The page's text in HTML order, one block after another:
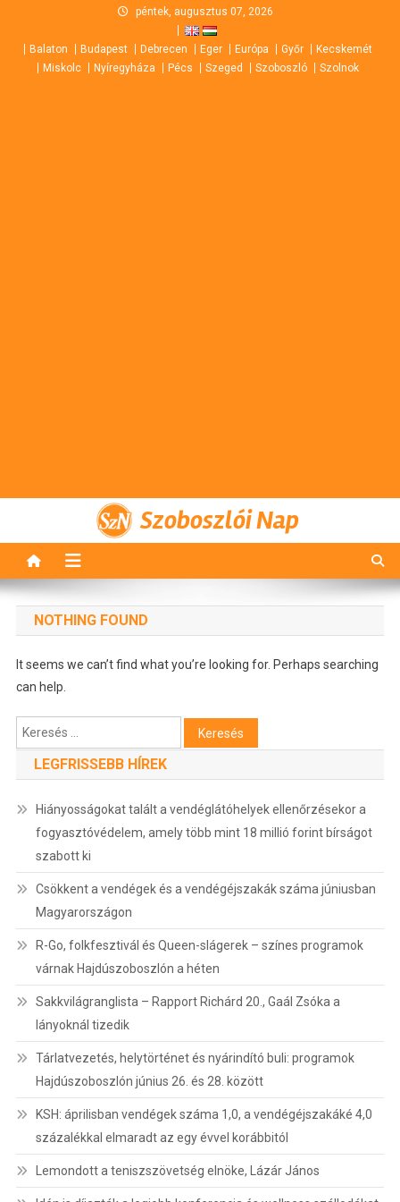
content
péntek, augusztus 07, 2026
Balaton Budapest Debrecen Eger Európa Győr
Kecskemét
Miskolc
Nyíregyháza Pécs Szeged Szoboszló Szolnok
Szoboszlói Nap
NOTHING FOUND
It seems we can’t find what you’re looking for. Perhaps searching
can help.
Keresés:
LEGFRISSEBB HÍREK
Hiányosságokat talált a vendéglátóhelyek ellenőrzésekor a
fogyasztóvédelem, amely több mint 18 millió forint bírságot
szabott ki
Csökkent a vendégek és a vendégéjszakák száma júniusban
Magyarországon
R-Go, folkfesztivál és Queen-slágerek – színes programok
várnak Hajdúszoboszlón a héten
Sakkvilágranglista – Rapport Richárd 20., Gaál Zsóka a
lányoknál tizedik
Tárlatvezetés, helytörténet és nyárindító buli: programok
Hajdúszoboszlón június 26. és 28. között
KSH: áprilisban vendégek száma 1,0, a vendégéjszakáké 4,0
százalékkal elmaradt az egy évvel korábbitól
Lemondott a teniszszövetség elnöke, Lázár János